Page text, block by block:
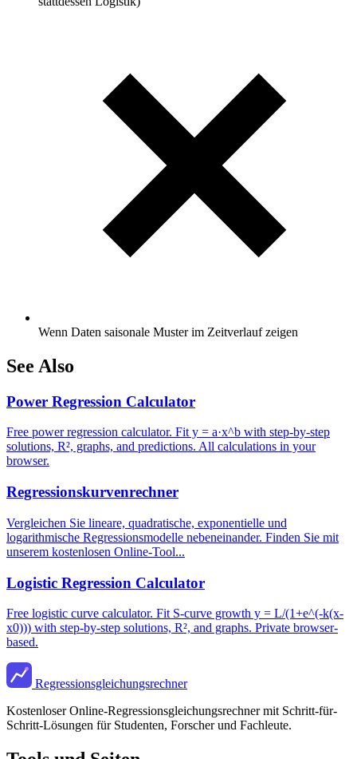
Wenn Daten saisonale Muster im Zeitverlauf zeigen
See Also
Power Regression Calculator
Free power regression calculator. Fit y = a·x^b with step-by-step
solutions, R², graphs, and predictions. All calculations in your
browser.
Regressionskurvenrechner
Vergleichen Sie lineare, quadratische, exponentielle und
logarithmische Regressionsmodelle nebeneinander. Finden Sie mit
unserem kostenlosen Online-Tool...
Logistic Regression Calculator
Free logistic curve calculator. Fit S-curve growth y = L/(1+e^(-k(x-
x0))) with step-by-step solutions, R², and graphs. Private browser-
based.
Regressionsgleichungsrechner
Kostenloser Online-Regressionsgleichungsrechner mit Schritt-für-
Schritt-Lösungen für Studenten, Forscher und Fachleute.